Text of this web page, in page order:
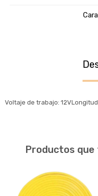
Voltaje de trabajo:
Productos